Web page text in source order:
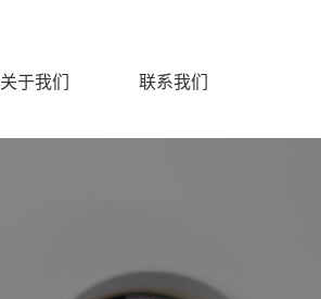
关于我们 联系我们